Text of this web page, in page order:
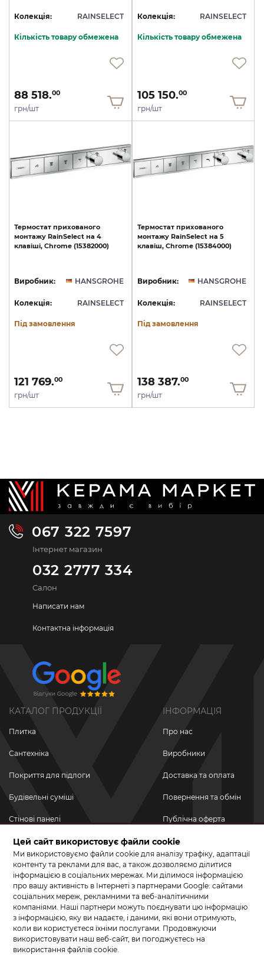
Колекція: RAINSELECT
Кількість товару обмежена
88 518.00
грн/шт
Колекція: RAINSELECT
Кількість товару обмежена
105 150.00
грн/шт
Термостат прихованого
монтажу RainSelect на 4
клавіші, Chrome (15382000)
Виробник: HANSGROHE
Колекція: RAINSELECT
Під замовлення
121 769.00
грн/шт
Термостат прихованого
монтажу RainSelect на 5
клавіш, Chrome (15384000)
Виробник: HANSGROHE
Колекція: RAINSELECT
Під замовлення
138 387.00
грн/шт
067 322 7597
Інтернет магазин
032 2777 334
Салон
Написати нам
Контактна інформація
КАТАЛОГ ПРОДУКЦІЇ
Плитка
Сантехніка
Покриття для підлоги
Будівельні суміші
Стінові панелі
Новинки
Акційні товари
Акції/Знижки
ІНФОРМАЦІЯ
Про нас
Виробники
Доставка та оплата
Повернення та обмін
Публічна оферта
Політика
конфіденційності
ПРИЄДНУЙТЕСЬ ДО НАС У СОЦМЕРЕЖАХ
Цей сайт використовує файли cookie
Ми використовуємо файли cookie для аналізу трафіку, адаптації
контенту та реклами для вас, а також дозволяємо ділитися
інформацією в соціальних мережах. Ми ділимося інформацією
про вашу активність в Інтернеті з партнерами Google: сайтами
соціальних мереж, рекламними та веб-аналітичними
компаніями. Наші партнери можуть поєднувати цю інформацію
з інформацією, яку ви надаєте, і даними, які вони отримують,
коли ви користуєтеся їхніми послугами. Продовжуючи
використовувати наш веб-сайт, ви погоджуєтесь на
використання файлів cookie.